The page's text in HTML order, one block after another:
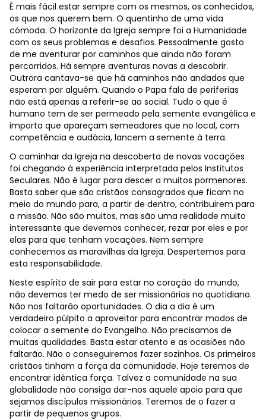
É mais fácil estar sempre com os mesmos, os conhecidos,
os que nos querem bem. O quentinho de uma vida
cómoda. O horizonte da Igreja sempre foi a Humanidade
com os seus problemas e desafios. Pessoalmente gosto
de me aventurar por caminhos que ainda não foram
percorridos. Há sempre aventuras novas a descobrir.
Outrora cantava-se que há caminhos não andados que
esperam por alguém. Quando o Papa fala de periferias
não está apenas a referir-se ao social. Tudo o que é
humano tem de ser permeado pela semente evangélica e
importa que apareçam semeadores que no local, com
competência e audácia, lancem a semente à terra.
O caminhar da Igreja na descoberta de novas vocações
foi chegando à experiência interpretada pelos Institutos
Seculares. Não é lugar para descer a muitos pormenores.
Basta saber que são cristãos consagrados que ficam no
meio do mundo para, a partir de dentro, contribuirem para
a missão. Não são muitos, mas são uma realidade muito
interessante que devemos conhecer, rezar por eles e por
elas para que tenham vocações. Nem sempre
conhecemos as maravilhas da Igreja. Despertemos para
esta responsabilidade.
Neste espírito de sair para estar no coração do mundo,
não devemos ter medo de ser missionários no quotidiano.
Não nos faltarão oportunidades. O dia a dia é um
verdadeiro púlpito a aproveitar para encontrar modos de
colocar a semente do Evangelho. Não precisamos de
muitas qualidades. Basta estar atento e as ocasiões não
faltarão. Não o conseguiremos fazer sozinhos. Os primeiros
cristãos tinham a força da comunidade. Hoje teremos de
encontrar idêntica força. Talvez a comunidade na sua
globalidade não consiga dar-nos aquele apoio para que
sejamos discípulos missionários. Teremos de o fazer a
partir de pequenos grupos.